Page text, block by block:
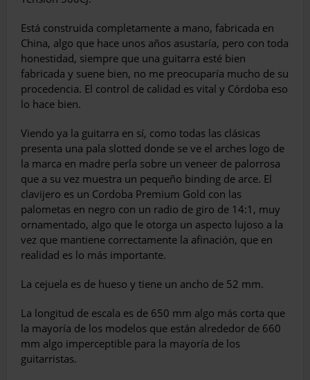
Está construida completamente a mano, fabricada en
China, algo que hace unos años asustaría, pero con toda
honestidad, siempre que una guitarra esté bien
fabricada y suene bien, no me preocuparía mucho de su
procedencia. El control de calidad es vital y Córdoba eso
lo hace bien.
Viendo ya la guitarra en sí, como todas las clásicas
presenta una pala slotted donde se ve el arches logo de
la marca en madre perla sobre un veneer de palorrosa
que a su vez muestra un pequeño binding de arce. El
clavijero es un Cordoba Premium Gold con las
palometas en negro con un radio de giro de 14:1, muy
ornamentado, algo que le otorga un aspecto lujoso a la
vez que mantiene correctamente la afinación, que en
realidad es lo más importante.
La cejuela es de hueso y tiene un ancho de 52 mm.
La longitud de escala es de 650 mm algo más corta que
la mayoría de los modelos que están alrededor de 660
mm algo imperceptible para la mayoría de los
guitarristas.